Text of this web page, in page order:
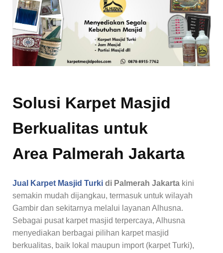
Solusi Karpet Masjid
Berkualitas untuk
Area Palmerah Jakarta
Jual Karpet Masjid Turki di Palmerah Jakarta kini
semakin mudah dijangkau, termasuk untuk wilayah
Gambir dan sekitarnya melalui layanan Alhusna.
Sebagai pusat karpet masjid terpercaya, Alhusna
menyediakan berbagai pilihan karpet masjid
berkualitas, baik lokal maupun import (karpet Turki),